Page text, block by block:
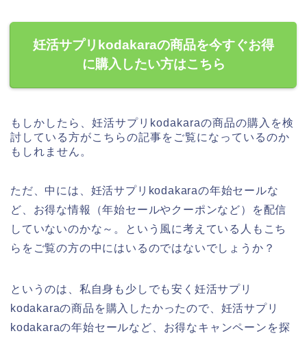
妊活サプリkodakaraの商品を今すぐお得
に購入したい方はこちら
もしかしたら、妊活サプリkodakaraの商品の購入を検
討している方がこちらの記事をご覧になっているのか
もしれません。
ただ、中には、妊活サプリkodakaraの年始セールな
ど、お得な情報（年始セールやクーポンなど）を配信
していないのかな～。という風に考えている人もこち
らをご覧の方の中にはいるのではないでしょうか？
というのは、私自身も少しでも安く妊活サプリ
kodakaraの商品を購入したかったので、妊活サプリ
kodakaraの年始セールなど、お得なキャンペーンを探